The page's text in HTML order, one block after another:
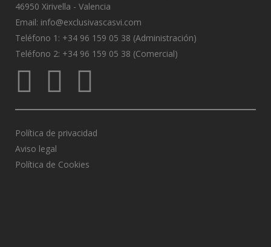
46950 Xirivella - Valencia
Email: info@exclusivascasvi.com
Teléfono 1: +34 96 159 05 38 (Administración)
Teléfono 2: +34 96 159 05 38 (Comercial)
Política de privacidad
Aviso legal
Política de Cookies